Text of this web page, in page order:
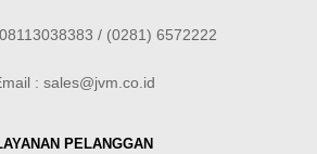
/ (0281) 6572222
: sales@jvm.co.id
PELANGGAN